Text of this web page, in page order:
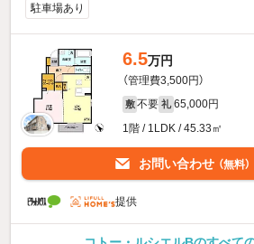
駐車場あり
6.5万円
（管理費3,500円）
敷 不要 礼 65,000円
1階 / 1LDK / 45.33㎡
お問い合わせ （無料）
提供